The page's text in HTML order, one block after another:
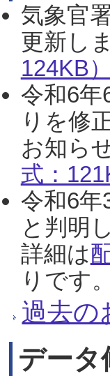
気象官
更新し
124KB）
令和6年
りを修
お知ら
式：
令和6年
と判明
詳細は
りです
過去の
データ